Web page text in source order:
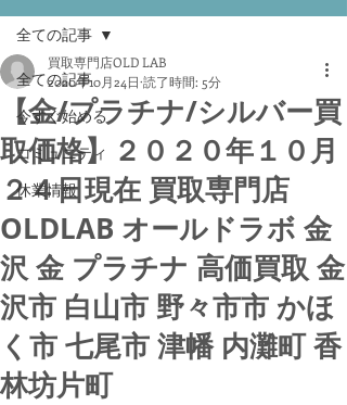
全ての記事
今すぐ始める
コミュニティ
休業情報
全ての記事
【金/プラチナ/シルバー買
取価格】２０２０年１０月
２４日現在 買取専門店
OLDLAB オールドラボ 金
沢 金 プラチナ 高価買取 金
沢市 白山市 野々市市 かほ
く市 七尾市 津幡 内灘町 香
林坊片町
買取専門店OLD LAB
2020年10月24日 読了時間: 5分